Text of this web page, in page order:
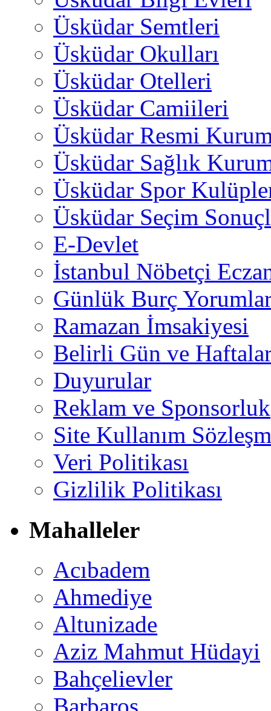
Üsküdar Semtleri
Üsküdar Okulları
Üsküdar Otelleri
Üsküdar Camiileri
Üsküdar Resmi
Üsküdar Sağlık
Üsküdar Spor
Üsküdar Seçim
E-Devlet
İstanbul Nöbetçi
Günlük Burç
Ramazan İmsakiyesi
Belirli Gün ve
Duyurular
Reklam ve Sponsorluk
Site Kullanım
Veri Politikası
Gizlilik Politikası
Mahalleler
Acıbadem
Ahmediye
Altunizade
Aziz Mahmut Hüdayi
Bahçelievler
Barbaros